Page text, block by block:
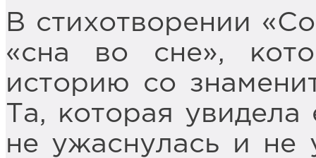
В стихотворении
«сна во сне»,
историю со
Та, которая
не ужаснулась и не